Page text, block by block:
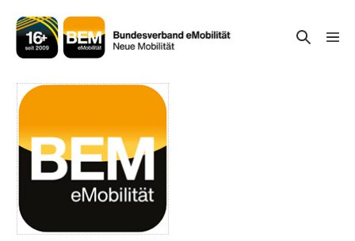
Inhalt
springen
Suche-